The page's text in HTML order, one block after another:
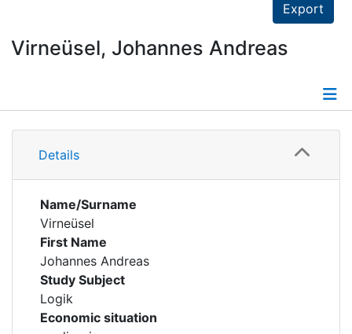
Export
Virneüsel, Johannes Andreas
Details
Details
Name/Surname
Virneüsel
First Name
Johannes Andreas
Study Subject
Logik
Economic situation